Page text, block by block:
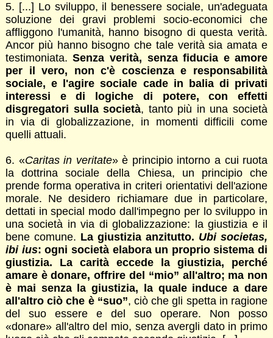
5. [...] Lo sviluppo, il benessere sociale, un'adeguata
soluzione dei gravi problemi socio-economici che
affliggono l'umanità, hanno bisogno di questa verità.
Ancor più hanno bisogno che tale verità sia amata e
testimoniata.Senza verità, senza fiducia e amore
per il vero, non c'è coscienza e responsabilità
sociale, e l'agire sociale cade in balia di privati
interessi e di logiche di potere, con effetti
disgregatori sulla società, tanto più in una società
in via di globalizzazione, in momenti difficili come
quelli attuali.
6. «Caritas in veritate» è principio intorno a cui ruota
la dottrina sociale della Chiesa, un principio che
prende forma operativa in criteri orientativi dell'azione
morale. Ne desidero richiamare due in particolare,
dettati in special modo dall'impegno per lo sviluppo in
una società in via di globalizzazione: la giustizia e il
bene comune. La giustizia anzitutto. Ubi societas,
ibi ius: ogni società elabora un proprio sistema di
giustizia. La carità eccede la giustizia, perché
amare è donare, offrire del “mio” all'altro; ma non
è mai senza la giustizia, la quale induce a dare
all'altro ciò che è “suo”, ciò che gli spetta in ragione
del suo essere e del suo operare. Non posso
«donare» all'altro del mio, senza avergli dato in primo